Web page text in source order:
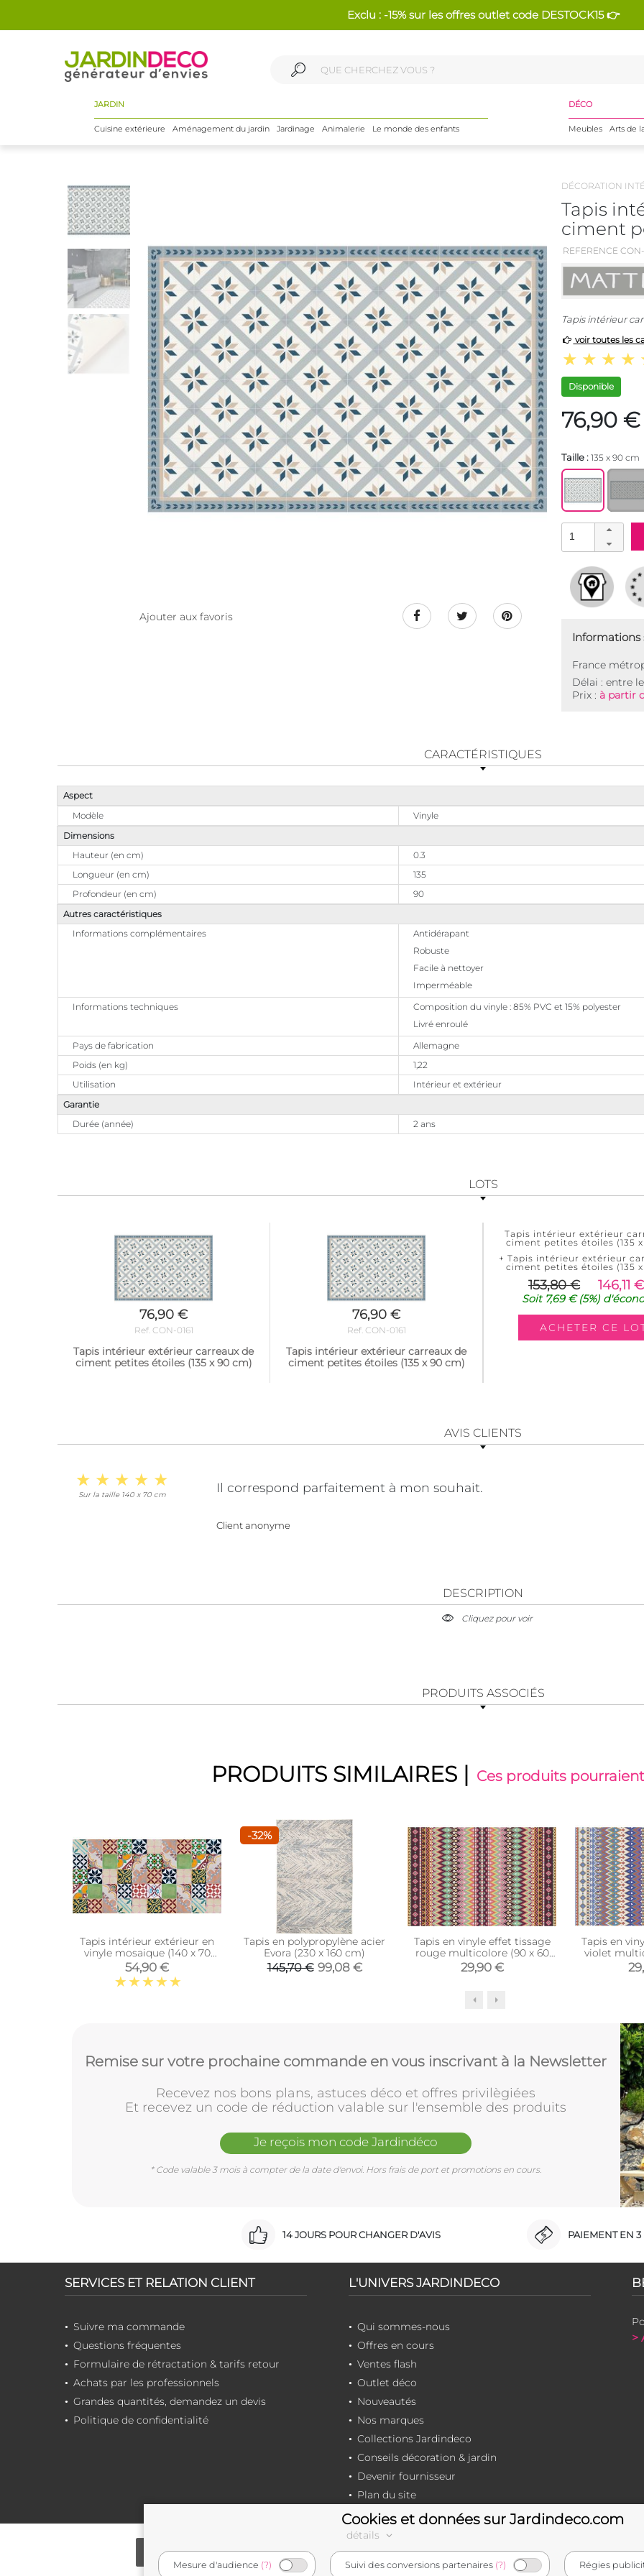
Exclu : -15% sur les offres outlet code DESTOCK15 👉
JARDIN
Cuisine extérieure Aménagement du jardin Jardinage Animalerie Le monde des enfants
DÉCO
Meubles Arts de
Ajouter aux favoris
DÉCORATION
Tapis
ciment
REFERENCE CON-
Tapis intérieur
voir toutes les
Disponible
76,90 €
Taille : 135 x 90 cm
Informations
France
Délai : entre
Prix : à partir
CARACTÉRISTIQUES
Aspect
Modèle
Vinyle
Dimensions
Hauteur (en cm)
0.3
Longueur (en cm)
135
Profondeur (en cm)
90
Autres caractéristiques
Informations complémentaires
Antidérapant
Robuste
Facile à nettoyer
Imperméable
Informations techniques
Composition du vinyle : 85% PVC et 15% polyester
Livré enroulé
Pays de fabrication
Allemagne
Poids (en kg)
1,22
Utilisation
Intérieur et extérieur
Garantie
Durée (année)
2 ans
LOTS
76,90 €
Ref. CON-0161
Tapis intérieur extérieur carreaux de
ciment petites étoiles (135 x 90 cm)
76,90 €
Ref. CON-0161
Tapis intérieur extérieur carreaux de
ciment petites étoiles (135 x 90 cm)
Tapis intérieur extérieur
ciment petites étoiles (135
+ Tapis intérieur extérieur
ciment petites étoiles (135
153,80 € 146,11 €
Soit 7,69 €(5%)
AVIS CLIENTS
Sur la taille 140 x 70 cm Il correspond parfaitement à mon souhait.
Client anonyme
DESCRIPTION
Cliquez pour voir
PRODUITS ASSOCIÉS
PRODUITS SIMILAIRES | Ces produits
Tapis intérieur extérieur en
vinyle mosaique (140 x 70
cm)
54,90 €
-32%
Tapis en polypropylène acier
Evora (230 x 160 cm)
145,70 € 99,08 €
Tapis en vinyle effet tissage
rouge multicolore (90 x 60
cm)
29,90 €
Tapis en
violet
Remise sur votre prochaine commande en vous inscrivant à la Newsletter
Recevez nos bons plans, astuces déco et offres privilègiées
Et recevez un code de réduction valable sur l'ensemble des produits
Je reçois mon code Jardindéco
* Code valable 3 mois à compter de la date d'envoi. Hors frais de port et promotions en cours.
14 JOURS POUR CHANGER D'AVIS PAIEMENT EN 3
SERVICES ET RELATION CLIENT
Suivre ma commande
Questions fréquentes
Formulaire de rétractation & tarifs retour
Achats par les professionnels
Grandes quantités, demandez un devis
Politique de confidentialité
L'UNIVERS JARDINDECO
Qui sommes-nous
Offres en cours
Ventes flash
Outlet déco
Nouveautés
Nos marques
Collections Jardindeco
Conseils décoration & jardin
Devenir fournisseur
Plan du site
>
e-commerçant français
Cookies et données sur Jardindeco.com
détails
Mesure d'audience (?) Suivi des conversions partenaires (?) Régies